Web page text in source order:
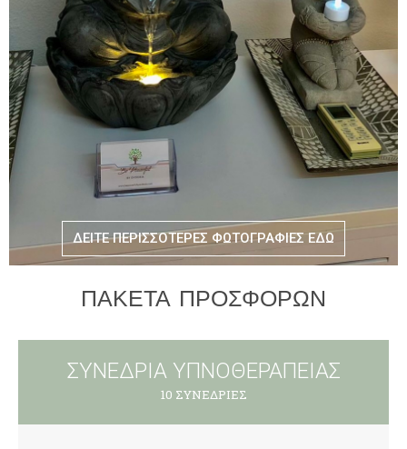
ΔΕΙΤΕ ΠΕΡΙΣΣΟΤΕΡΕΣ ΦΩΤΟΓΡΑΦΙΕΣ ΕΔΩ
ΠΑΚΕΤΑ ΠΡΟΣΦΟΡΩΝ
ΣΥΝΕΔΡΙΑ ΥΠΝΟΘΕΡΑΠΕΙΑΣ
10 ΣΥΝΕΔΡΙΕΣ